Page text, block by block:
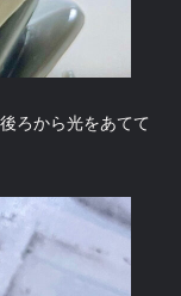
ろから光をあてて